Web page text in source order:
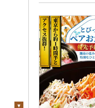
決済方法
PayPay
クレジットカ
Amazon Pay
楽天ペイ
メルペイ
コンビニ支払